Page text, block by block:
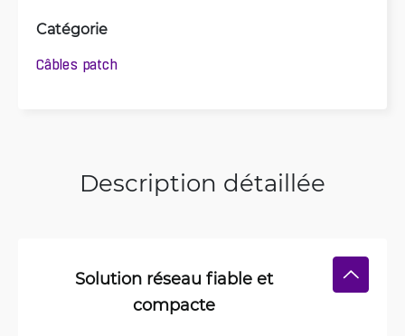
Catégorie
Câbles patch
Description détaillée
Solution réseau fiable et
compacte